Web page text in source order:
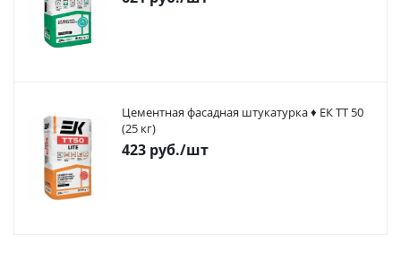
Цементная фасадная штукатурка ♦ ЕК ТТ 50
(25 кг)
423 руб./шт